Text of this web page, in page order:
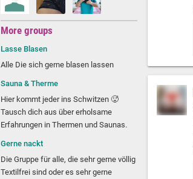
More groups
Lasse Blasen
Alle Die sich gerne blasen lassen
Sauna & Therme
Hier kommt jeder ins Schwitzen 🥵
Tausch dich aus über erholsame
Erfahrungen in Thermen und Saunas.
Gerne nackt
Die Gruppe für alle, die sehr gerne völlig
Textilfrei sind oder es sehr gerne